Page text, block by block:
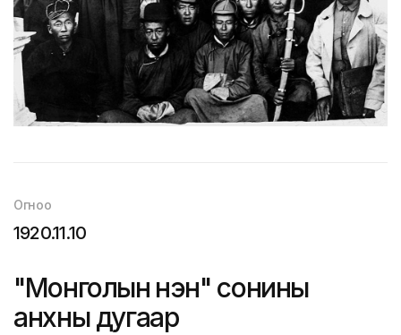
Огноо
1920.11.10
"Монголын үнэн" сонины
анхны дугаар